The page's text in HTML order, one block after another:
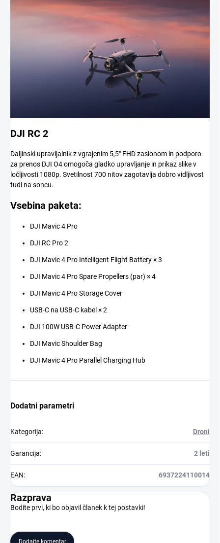
DJI RC 2
Daljinski upravljalnik z vgrajenim 5,5" FHD zaslonom in podporo
za prenos DJI O4 omogoča gladko upravljanje in prikaz slike v
ločljivosti 1080p. Svetilnost 700 nitov zagotavlja dobro vidljivost
tudi na soncu.
Vsebina paketa:
DJI Mavic 4 Pro
DJI RC Pro 2
DJI Mavic 4 Pro Intelligent Flight Battery × 3
DJI Mavic 4 Pro Spare Propellers (par) × 4
DJI Mavic 4 Pro Storage Cover
USB-C na USB-C kabel × 2
DJI 100W USB-C Power Adapter
DJI Mavic Shoulder Bag
DJI Mavic 4 Pro Parallel Charging Hub
Dodatni parametri
Kategorija: Droni
Garancija: 2 leti
EAN: 6937224110014
Razprava
Bodite prvi, ki bo objavil članek k tej postavki!
Dodajte komentar